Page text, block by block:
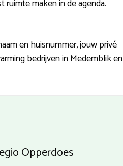
maken in de agenda.
en huisnummer, jouw privé
bedrijven in Medemblik en
Opperdoes